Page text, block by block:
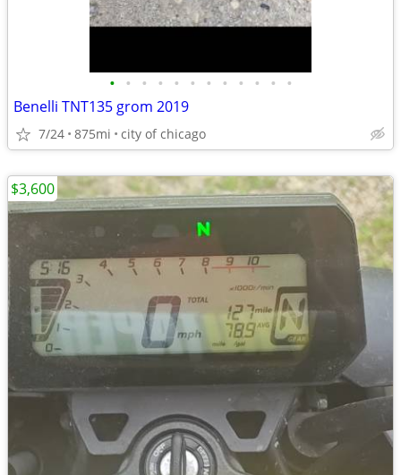
• • • • • • • • • • • •
Benelli TNT135 grom 2019
7/24 875mi city of chicago
$3,600